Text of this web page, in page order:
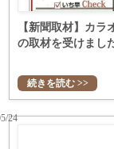
【新聞取材】カラ
の取材を受けまし
続きを読む >>
24